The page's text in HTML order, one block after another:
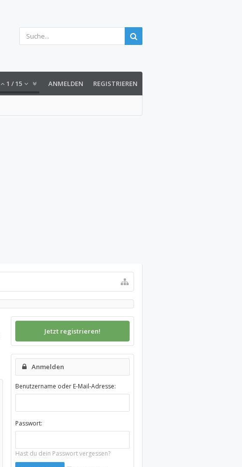
1 /15 ANMELDEN REGISTRIEREN
Jetzt registrieren!
Anmelden
Benutzername oder E-Mail-Adresse:
Passwort:
Hast du dein Passwort vergessen?